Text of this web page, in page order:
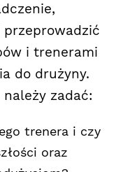
i trenerami
do drużyny.
zadać:
trenera i czy
oraz